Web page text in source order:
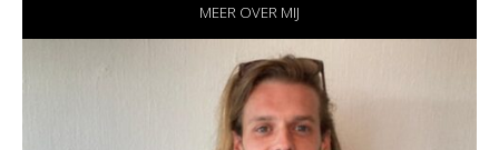
MEER OVER MIJ